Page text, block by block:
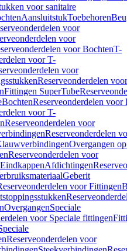
voor sanitaire
AansluitstukToebehoren
voor
voor
voor BochtenT-
voor T-
voor
Reserveonderdelen voor
Fittingen SuperTube
BochtenReserveonderdelen voor
voor T-
Reserveonderdelen voor
Reserveonderdelen
Overgangen
Reserveonderdelen voor
EindkappenAfdichtingen
Geberit
voor Fittingen
OvergangenSpeciale
voor Speciale fittingen
Reserveonderdelen voor